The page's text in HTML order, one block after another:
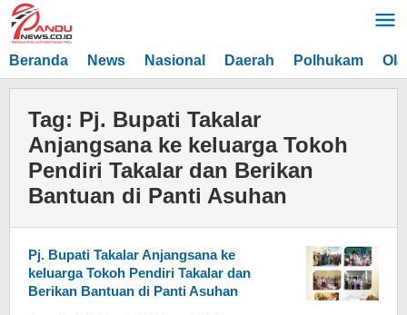
Lewati
ke
konten
Beranda News Nasional Daerah Polhukam
Tag: Pj. Bupati Takalar
Anjangsana ke keluarga Tokoh
Pendiri Takalar dan Berikan
Bantuan di Panti Asuhan
Pj. Bupati Takalar Anjangsana ke
keluarga Tokoh Pendiri Takalar dan
Berikan Bantuan di Panti Asuhan